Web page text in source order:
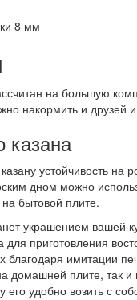
8 мм
на большую
накормить и друзей
казана
устойчивость на
дном можно
бытовой плите.
украшением вашей
для приготовления
благодаря имитации
домашней плите, так
его удобно возить с